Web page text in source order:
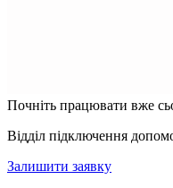
Почніть працювати вже
Відділ підключення
Залишити заявку